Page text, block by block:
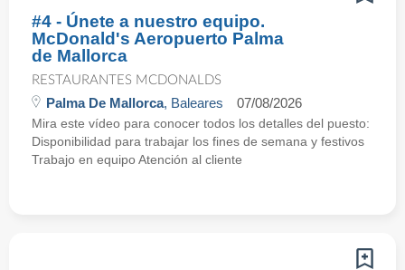
#4 - Únete a nuestro equipo.
McDonald's Aeropuerto Palma
de Mallorca
RESTAURANTES MCDONALDS
Palma De Mallorca, Baleares 07/08/2026
Mira este vídeo para conocer todos los detalles del puesto:
Disponibilidad para trabajar los fines de semana y festivos
Trabajo en equipo Atención al cliente